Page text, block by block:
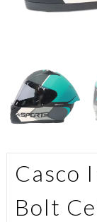
Casco
Bolt